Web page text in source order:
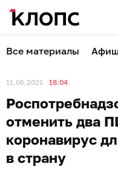
Все материалы
11.06.2021 18:04
отменить два
коронавирус
в страну